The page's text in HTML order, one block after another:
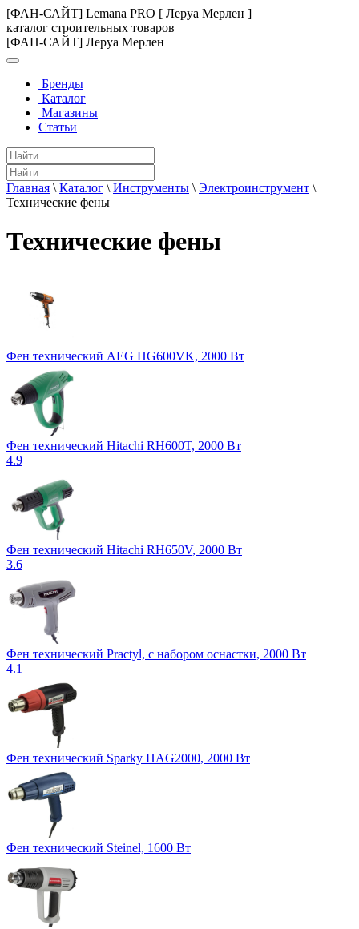
[ФАН-САЙТ] Lemana PRO [ Леруа Мерлен ]
каталог строительных товаров
[ФАН-САЙТ] Леруа Мерлен
Бренды
Каталог
Магазины
Статьи
Главная \ Каталог \ Инструменты \ Электроинструмент \
Технические фены
Технические фены
Фен технический AEG HG600VK, 2000 Вт
Фен технический Hitachi RH600T, 2000 Вт
4.9
Фен технический Hitachi RH650V, 2000 Вт
3.6
Фен технический Practyl, с набором оснастки, 2000 Вт
4.1
Фен технический Sparky HAG2000, 2000 Вт
Фен технический Steinel, 1600 Вт